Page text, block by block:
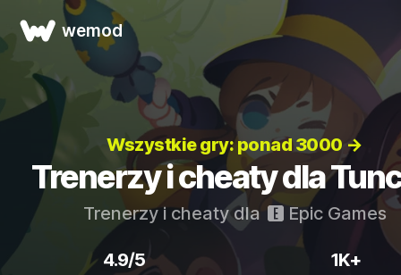
wemod
Wszystkie gry: ponad 3000 →
Trenerzy i cheaty dla
Trenerzy i cheaty dla Epic Games
4.9/5 1K+